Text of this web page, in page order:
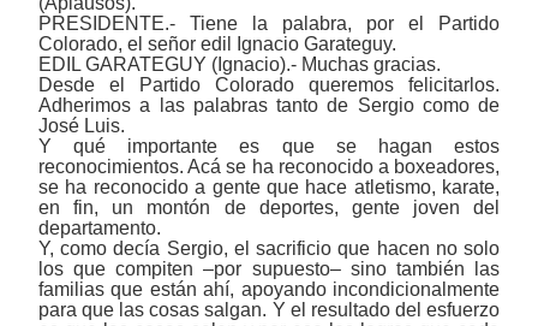
PRESIDENTE.- Tiene la palabra, por el Partido
Colorado, el señor edil Ignacio Garateguy.
EDIL GARATEGUY (Ignacio).- Muchas gracias.
Desde el Partido Colorado queremos felicitarlos.
Adherimos a las palabras tanto de Sergio como de
José Luis.
Y qué importante es que se hagan estos
reconocimientos. Acá se ha reconocido a boxeadores,
se ha reconocido a gente que hace atletismo, karate,
en fin, un montón de deportes, gente joven del
departamento.
Y, como decía Sergio, el sacrificio que hacen no solo
los que compiten ‒por supuesto‒ sino también las
familias que están ahí, apoyando incondicionalmente
para que las cosas salgan. Y el resultado del esfuerzo